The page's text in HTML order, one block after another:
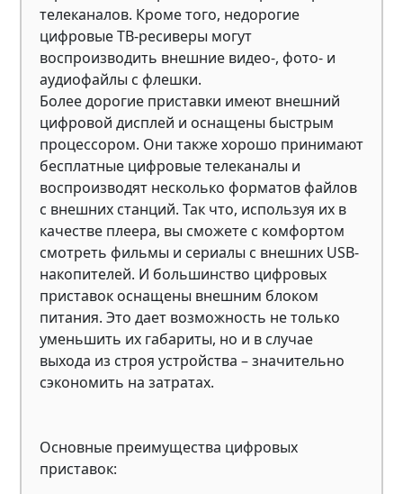
телеканалов. Кроме того, недорогие
цифровые ТВ-ресиверы могут
воспроизводить внешние видео-, фото- и
аудиофайлы с флешки.
Более дорогие приставки имеют внешний
цифровой дисплей и оснащены быстрым
процессором. Они также хорошо принимают
бесплатные цифровые телеканалы и
воспроизводят несколько форматов файлов
с внешних станций. Так что, используя их в
качестве плеера, вы сможете с комфортом
смотреть фильмы и сериалы с внешних USB-
накопителей. И большинство цифровых
приставок оснащены внешним блоком
питания. Это дает возможность не только
уменьшить их габариты, но и в случае
выхода из строя устройства – значительно
сэкономить на затратах.
Основные преимущества цифровых
приставок: